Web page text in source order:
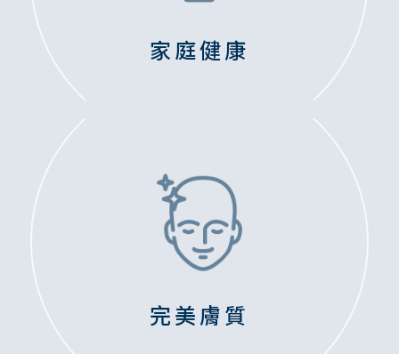
家庭健康
完美膚質